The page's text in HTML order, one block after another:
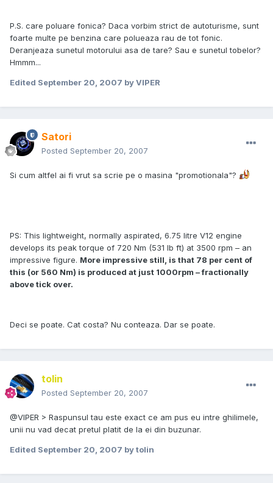
P.S. care poluare fonica? Daca vorbim strict de autoturisme, sunt
foarte multe pe benzina care polueaza rau de tot fonic.
Deranjeaza sunetul motorului asa de tare? Sau e sunetul tobelor?
Hmmm...
Edited September 20, 2007 by VIPER
Satori
Posted September 20, 2007
Si cum altfel ai fi vrut sa scrie pe o masina "promotionala"?
PS: This lightweight, normally aspirated, 6.75 litre V12 engine
develops its peak torque of 720 Nm (531 lb ft) at 3500 rpm – an
impressive figure. More impressive still, is that 78 per cent of
this (or 560 Nm) is produced at just 1000rpm –fractionally
above tick over.
Deci se poate. Cat costa? Nu conteaza. Dar se poate.
tolin
Posted September 20, 2007
@VIPER > Raspunsul tau este exact ce am pus eu intre ghilimele,
unii nu vad decat pretul platit de la ei din buzunar.
Edited September 20, 2007 by tolin